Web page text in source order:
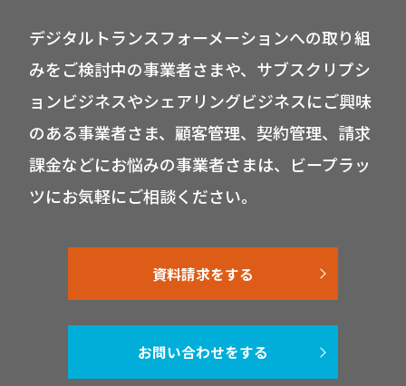
デジタルトランスフォーメーションへの取り組
みをご検討中の事業者さまや、サブスクリプシ
ョンビジネスやシェアリングビジネスにご興味
のある事業者さま、顧客管理、契約管理、請求
課金などにお悩みの事業者さまは、ビープラッ
ツにお気軽にご相談ください。
資料請求をする
お問い合わせをする